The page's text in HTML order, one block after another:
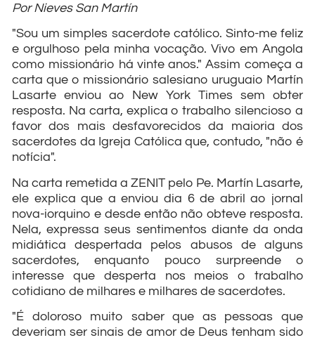
Por Nieves San Martín
"Sou um simples sacerdote católico. Sinto-me feliz
e orgulhoso pela minha vocação. Vivo em Angola
como missionário há vinte anos." Assim começa a
carta que o missionário salesiano uruguaio Martín
Lasarte enviou ao New York Times sem obter
resposta. Na carta, explica o trabalho silencioso a
favor dos mais desfavorecidos da maioria dos
sacerdotes da Igreja Católica que, contudo, "não é
notícia".
Na carta remetida a ZENIT pelo Pe. Martín Lasarte,
ele explica que a enviou dia 6 de abril ao jornal
nova-iorquino e desde então não obteve resposta.
Nela, expressa seus sentimentos diante da onda
midiática despertada pelos abusos de alguns
sacerdotes, enquanto pouco surpreende o
interesse que desperta nos meios o trabalho
cotidiano de milhares e milhares de sacerdotes.
"É doloroso muito saber que as pessoas que
deveriam ser sinais de amor de Deus tenham sido